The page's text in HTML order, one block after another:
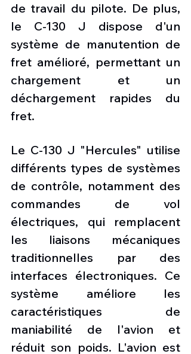
de travail du pilote. De plus,
le C-130 J dispose d'un
système de manutention de
fret amélioré, permettant un
chargement et un
déchargement rapides du
fret.
Le C-130 J "Hercules" utilise
différents types de systèmes
de contrôle, notamment des
commandes de vol
électriques, qui remplacent
les liaisons mécaniques
traditionnelles par des
interfaces électroniques. Ce
système améliore les
caractéristiques de
maniabilité de l'avion et
réduit son poids. L'avion est